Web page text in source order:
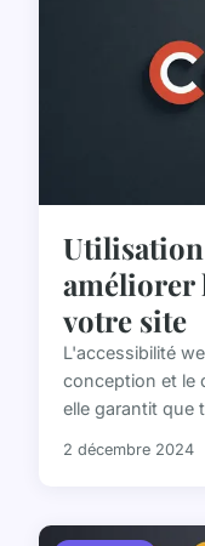
Utilisation
améliorer
votre site
L'accessibilité
conception et le
elle garantit que
2 décembre 2024